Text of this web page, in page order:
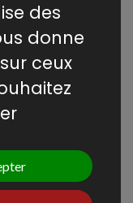
des
donne
ceux